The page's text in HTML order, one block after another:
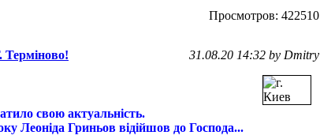
Просмотров: 422510
31.08.20 14:32 by Dmitry
свою актуальність.
Леоніда Гриньов відійшов до Господа...